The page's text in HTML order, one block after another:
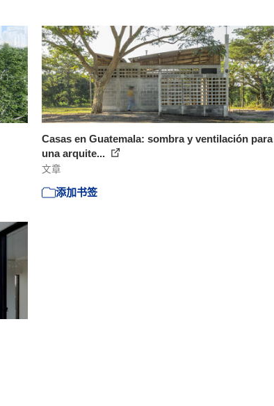
Casas en Guatemala: sombra y ventilación para
una arquite...
文章
添加书签